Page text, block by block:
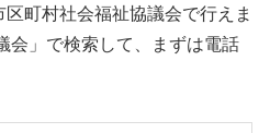
町村社会福祉協議会で行えま
会」で検索して、まずは電話